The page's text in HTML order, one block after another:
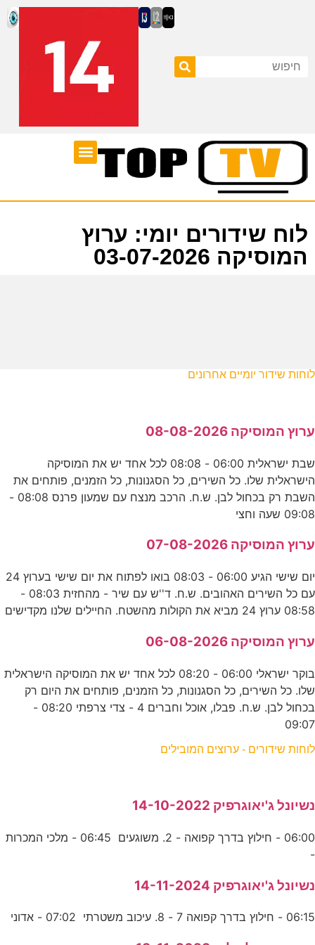
לוח שידורים יומי: ערוץ
המוסיקה 03-07-2026
לוחות שידור יומיים אחרונים
ערוץ המוסיקה 08-08-2026
שבת ישראלית 06:00 - 08:08 לכל אחד יש את המוסיקה
הישראלית שלו. כל השירים, כל הסגנונות, כל הזמנים, פותחים את
השבת רק בכחול לבן. ש.ח. הרכב מנצח עם שמעון פרנס 08:08 -
09:08 שעה וחצי
ערוץ המוסיקה 07-08-2026
יום שישי הגיע 06:00 - 08:03 בואו לפתוח את יום שישי בערוץ 24
עם כל השירים האהובים. ש.ח. ד''ש עם שיר - מהחזית 08:03 -
08:58 ערוץ 24 מביא את הקולות מהשטח. החיילים שלנו מקדישים
ערוץ המוסיקה 06-08-2026
בוקר ישראלי 06:00 - 08:20 לכל אחד יש את המוסיקה הישראלית
שלו. כל השירים, כל הסגנונות, כל הזמנים, פותחים את היום רק
בכחול לבן. ש.ח. פבלו, אוכל וחברים 4 - צדי צרפתי 08:20 -
09:07
לוחות שידורים - ערוצים המובילים
נשיונל ג'יאוגרפיק 14-10-2022
06:00 - חילוץ בדרך קפואה - 2. משוגעים 06:45 - מלכי המכרות
-
נשיונל ג'יאוגרפיק 14-11-2024
06:15 - חילוץ בדרך קפואה 7 - 8. עיכוב משטרתי 07:02 - אדוני